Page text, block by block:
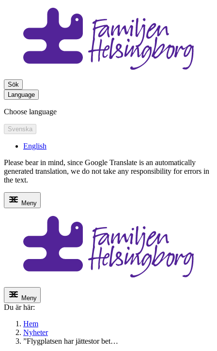
Sök
Language
Choose language
Svenska
English
Please bear in mind, since Google Translate is an automatically
generated translation, we do not take any responsibility for errors in
the text.
Meny
Meny
Du är här:
Hem
Nyheter
”Flygplatsen har jättestor bet…